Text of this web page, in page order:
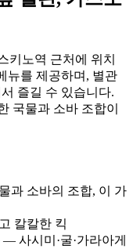
키노역 근처에 위치
뉴를 제공하며, 별관
즐길 수 있습니다.
국물과 소바 조합이
과 소바의 조합, 이 가
칼칼한 킥
— 사시미·굴·가라아게